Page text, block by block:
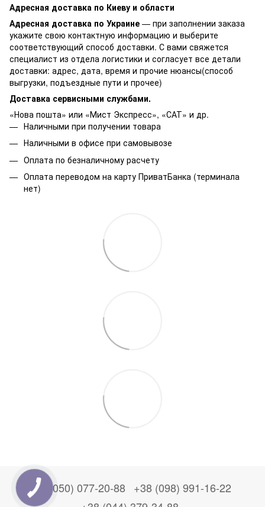
Адресная доставка по Киеву и области
Адресная доставка по Украине — при заполнении заказа
укажите свою контактную информацию и выберите
соответствующий способ доставки. С вами свяжется
специалист из отдела логистики и согласует все детали
доставки: адрес, дата, время и прочие нюансы(способ
выгрузки, подъездные пути и прочее)
Доставка сервисными службами.
«Нова пошта» или «Мист Экспресс», «САТ» и др.
Наличными при получении товара
Наличными в офисе при самовывозе
Оплата по безналичному расчету
Оплата переводом на карту ПриватБанка (терминала
нет)
+38 (050) 077-20-88 +38 (098) 991-16-22